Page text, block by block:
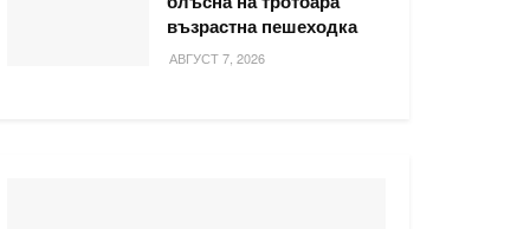
възрастна пешеходка
АВГУСТ 7, 2026